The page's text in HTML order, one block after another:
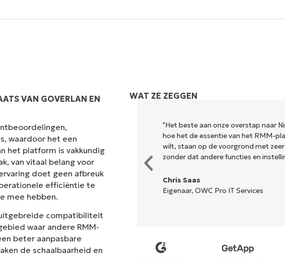
VAN GOVERLAN EN
waardoor het een
het platform is vakkundig
van vitaal belang voor
doet geen afbreuk
efficiëntie te
mee hebben.
compatibiliteit
waar andere RMM-
beter aanpasbare
de schaalbaarheid en
WAT ZE ZEGGEN
combineert een vloeiende
is geen ingewikkelde
opties en hulpmiddelen zijn
de interface is... gemakkelijk
"Het beste aan onze overstap naar
hoe het de essentie van het RMM-
wilt, staan op de voorgrond met
zonder dat andere functies en
Chris Saas
Eigenaar, OWC Pro IT Services